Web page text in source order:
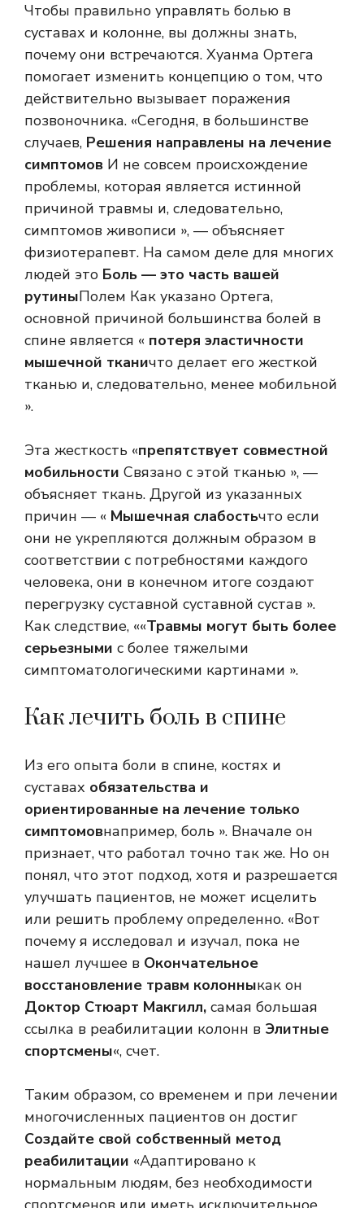
Чтобы правильно управлять болью в
суставах и колонне, вы должны знать,
почему они встречаются. Хуанма Ортега
помогает изменить концепцию о том, что
действительно вызывает поражения
позвоночника. «Сегодня, в большинстве
случаев, Решения направлены на лечение
симптомов И не совсем происхождение
проблемы, которая является истинной
причиной травмы и, следовательно,
симптомов живописи », — объясняет
физиотерапевт. На самом деле для многих
людей это Боль — это часть вашей
рутиныПолем Как указано Ортега,
основной причиной большинства болей в
спине является « потеря эластичности
мышечной тканичто делает его жесткой
тканью и, следовательно, менее мобильной
».
Эта жесткость «препятствует совместной
мобильности Связано с этой тканью », —
объясняет ткань. Другой из указанных
причин — « Мышечная слабостьчто если
они не укрепляются должным образом в
соответствии с потребностями каждого
человека, они в конечном итоге создают
перегрузку суставной суставной сустав ».
Как следствие, ««Травмы могут быть более
серьезными с более тяжелыми
симптоматологическими картинами ».
Как лечить боль в спине
Из его опыта боли в спине, костях и
суставах обязательства и
ориентированные на лечение только
симптомовнапример, боль ». Вначале он
признает, что работал точно так же. Но он
понял, что этот подход, хотя и разрешается
улучшать пациентов, не может исцелить
или решить проблему определенно. «Вот
почему я исследовал и изучал, пока не
нашел лучшее в Окончательное
восстановление травм колонныкак он
Доктор Стюарт Макгилл, самая большая
ссылка в реабилитации колонн в Элитные
спортсмены«, счет.
Таким образом, со временем и при лечении
многочисленных пациентов он достиг
Создайте свой собственный метод
реабилитации «Адаптировано к
нормальным людям, без необходимости